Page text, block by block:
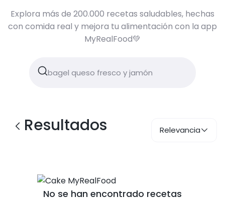
Explora más de 200.000 recetas saludables, hechas
con comida real y mejora tu alimentación con la app
MyRealFood💚
Resultados Relevancia
No se han encontrado recetas